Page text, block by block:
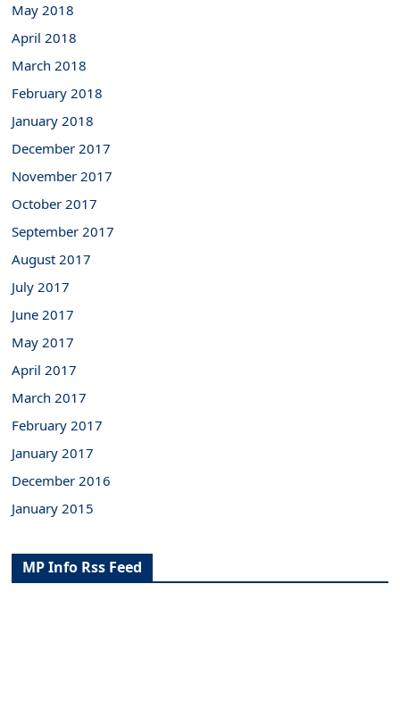
May 2018
April 2018
March 2018
February 2018
January 2018
December 2017
November 2017
October 2017
September 2017
August 2017
July 2017
June 2017
May 2017
April 2017
March 2017
February 2017
January 2017
December 2016
January 2015
MP Info Rss Feed